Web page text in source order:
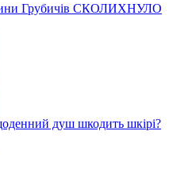
Грубичів СКОЛИХНУЛО
душ шкодить шкірі?